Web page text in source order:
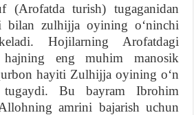
(Arofatda turish) tugaganidan
bilan zulhijja oyining oʻninchi
Hojilarning Arofatdagi
eng muhim manosik
hayiti Zulhijja oyining oʻn
Bu bayram Ibrohim
amrini bajarish uchun